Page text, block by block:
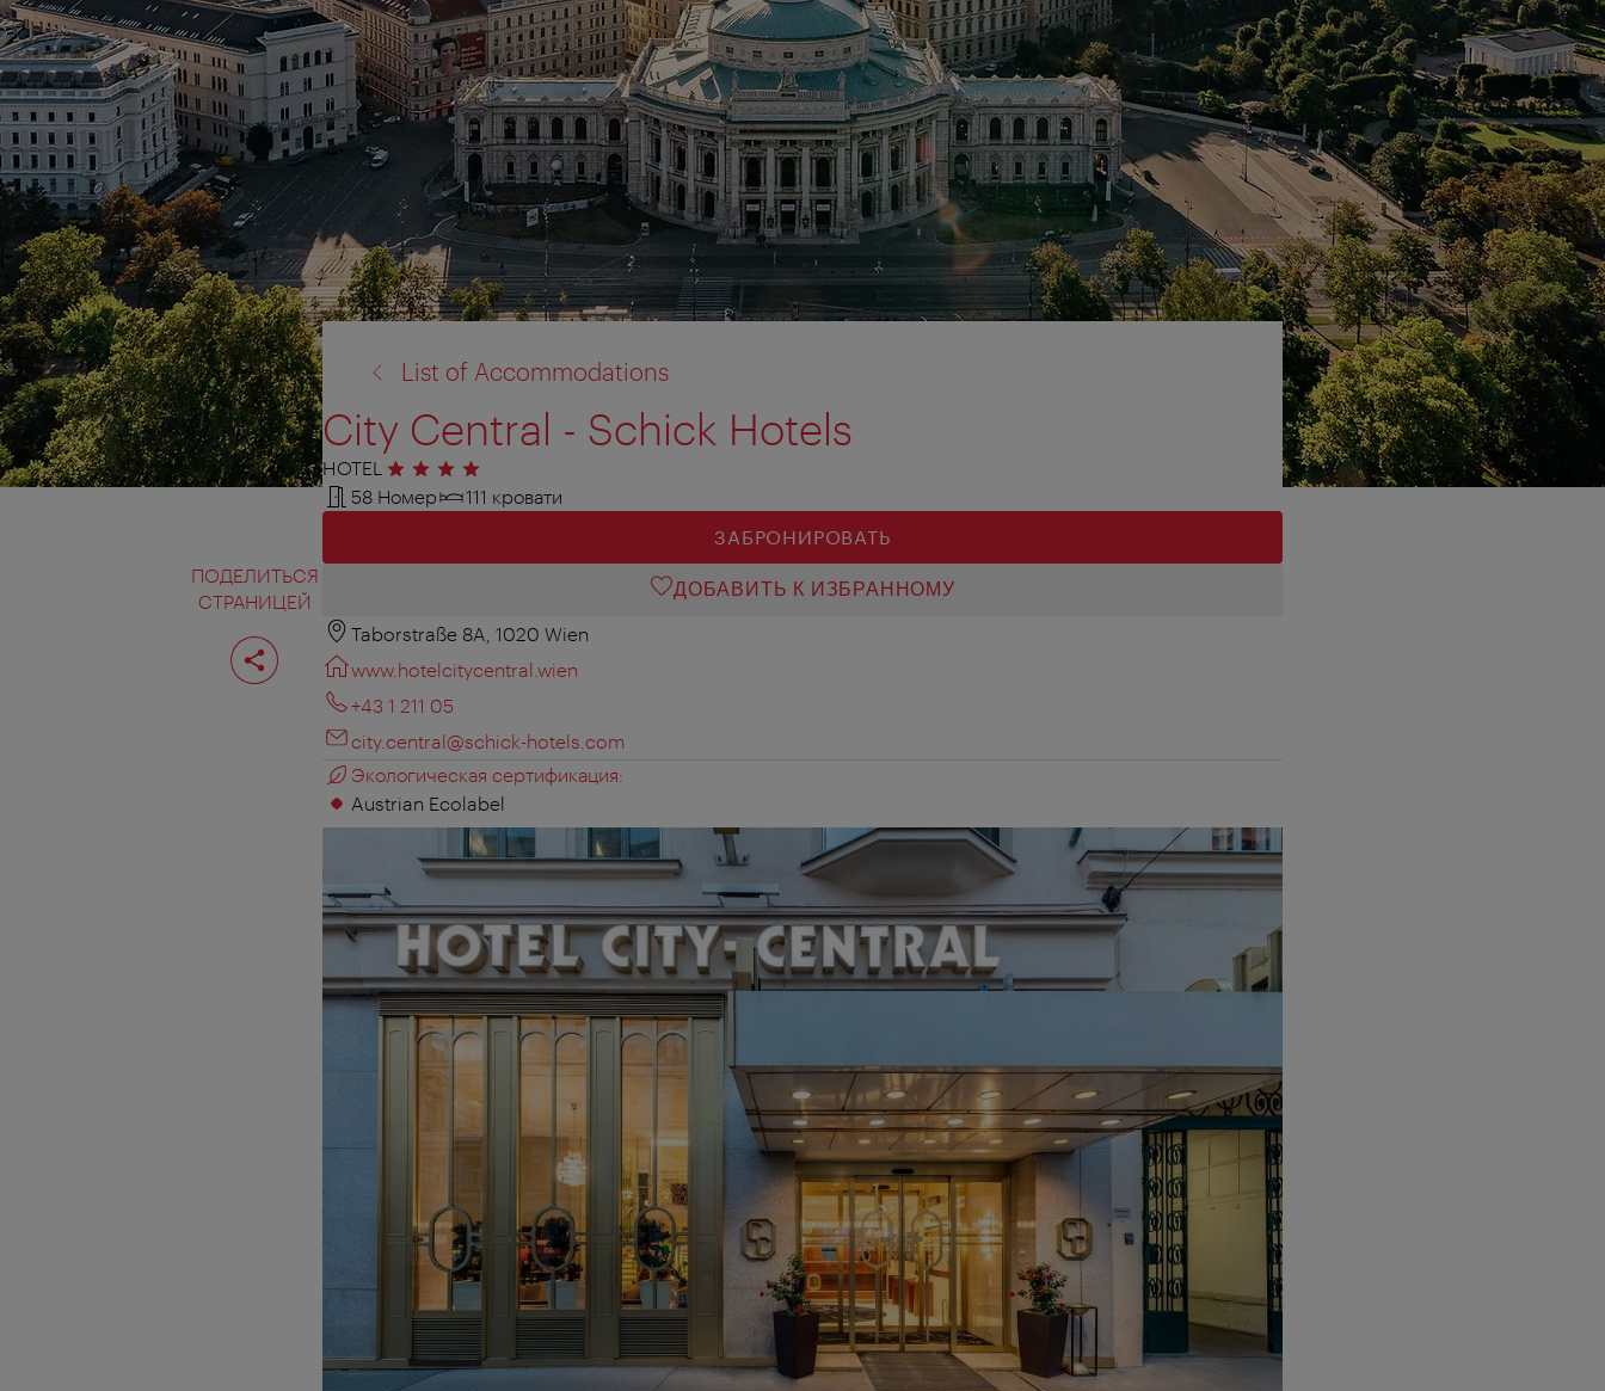
ПОДЕЛИТЬСЯ
СТРАНИЦЕЙ
Поделиться
страницей
List of Accommodations
City Central - Schick Hotels
HOTEL 4 звезды
58 Номер
111 кровати
ЗАБРОНИРОВАТЬ
ДОБАВИТЬ К ИЗБРАННОМУ
Taborstraße 8A, 1020 Wien
www.hotelcitycentral.wien
+43 1 211 05
city.central@schick-hotels.com
Экологическая сертификация:
Austrian Ecolabel